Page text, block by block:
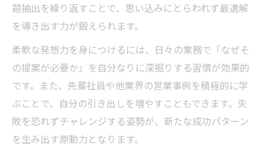
題抽出を繰り返すことで、思い込みにとらわれず最適解
を導き出す力が鍛えられます。
柔軟な発想力を身につけるには、日々の業務で「なぜそ
の提案が必要か」を自分なりに深掘りする習慣が効果的
です。また、先輩社員や他業界の営業事例を積極的に学
ぶことで、自分の引き出しを増やすこともできます。失
敗を恐れずチャレンジする姿勢が、新たな成功パターン
を生み出す原動力となります。